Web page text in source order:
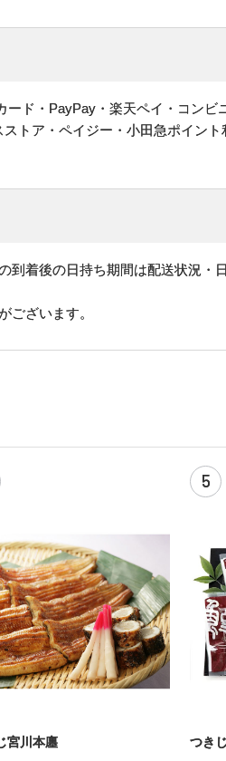
ド・PayPay・楽天ペイ・コンビ
トア・ペイジー・小田急ポイント
到着後の日持ち期間は配送状況・
ございます。
宮川本廛
5
つき